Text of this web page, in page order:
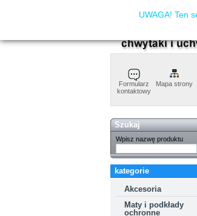
UWAGA! Ten
Formularz
kontaktowy
Mapa strony
Szukaj
Wpisz nazwę produktu
kategorie
Akcesoria
Maty i podkłady
ochronne